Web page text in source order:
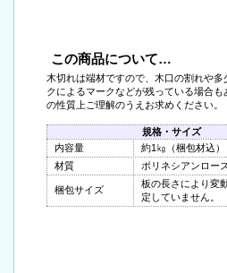
この商品について…
木切れは端材ですので、木口の割れや多
クによるマークなどが残っている場合も
の性質上ご理解のうえお求めください。
規格・サイズ
内容量
約1㎏（梱包材込）
材質
ポリネシアンロー
梱包サイズ
板の長さにより変
定していません。